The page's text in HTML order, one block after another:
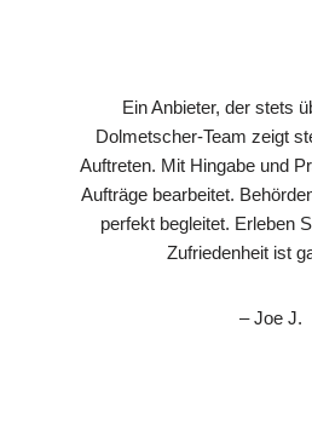
Ein Anbieter, der stets
Dolmetscher-Team zeigt
Auftreten. Mit Hingabe und
Aufträge bearbeitet.
perfekt begleitet. Erleben
Zufriedenheit ist
– Joe J.